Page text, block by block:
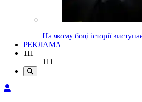
На якому боці історії
РЕКЛАМА
111
111